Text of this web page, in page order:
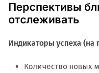
Перспективы
отслеживать
Индикаторы успеха (на
Количество новых